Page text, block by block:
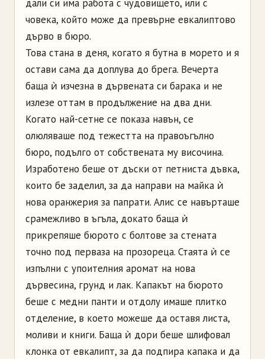
дали си има работа с чудовището, или с
човека, който може да превърне евкалиптово
дърво в бюро.
Това стана в деня, когато я бутна в морето и я
остави сама да доплува до брега. Вечерта
баща ѝ изчезна в дървената си барака и не
излезе оттам в продължение на два дни.
Когато най-сетне се показа навън, се
олюляваше под тежестта на правоъгълно
бюро, подълго от собствената му височина.
Изработено беше от дъски от петниста дъвка,
които бе заделил, за да направи на майка ѝ
нова оранжерия за папрати. Алис се навърташе
срамежливо в ъгъла, докато баща ѝ
прикрепяше бюрото с болтове за стената
точно под перваза на прозореца. Стаята ѝ се
изпълни с упоителния аромат на нова
дървесина, грунд и лак. Капакът на бюрото
беше с медни панти и отдолу имаше плитко
отделение, в което можеше да оставя листа,
моливи и книги. Баща ѝ дори беше шлифовал
клонка от евкалипт, за да подпира капака и да